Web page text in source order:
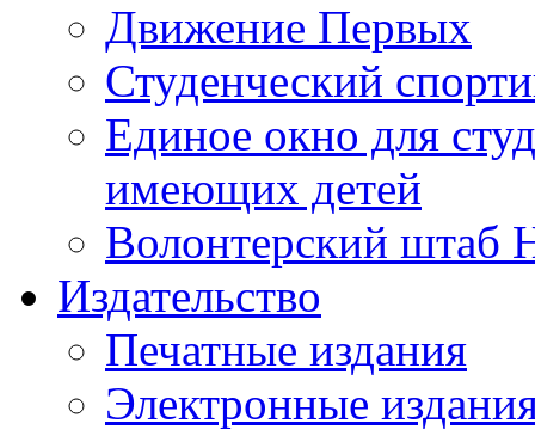
Движение Первых
Студенческий
Единое окно для
имеющих детей
Волонтерский штаб
Издательство
Печатные издания
Электронные